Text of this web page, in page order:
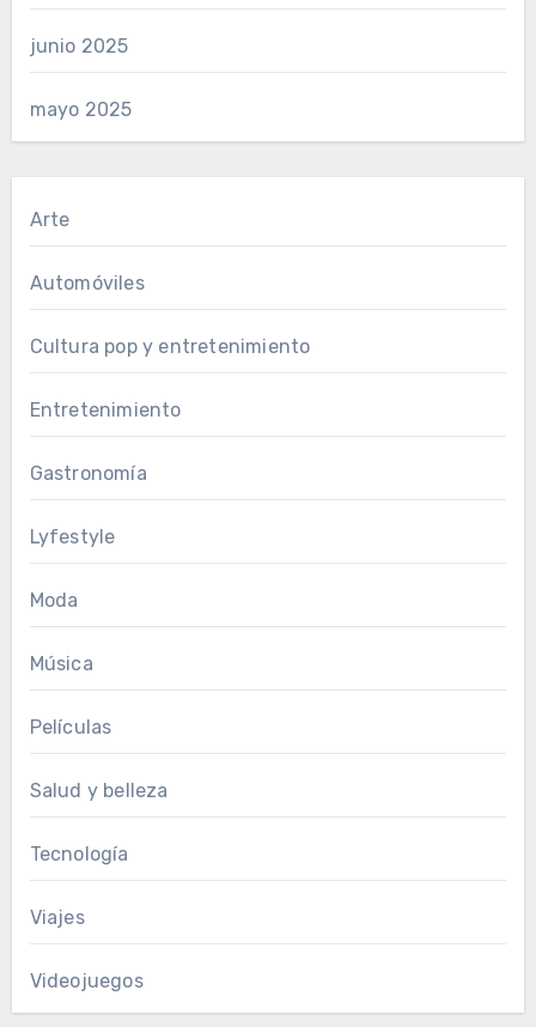
junio 2025
mayo 2025
Arte
Automóviles
Cultura pop y entretenimiento
Entretenimiento
Gastronomía
Lyfestyle
Moda
Música
Películas
Salud y belleza
Tecnología
Viajes
Videojuegos